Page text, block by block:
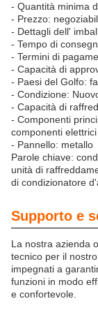
- Quantità minima
- Prezzo:
- Dettagli dell'
- Tempo di
- Termini di
- Capacità di
- Paesi del Golfo:
- Condizione:
- Capacità di
- Componenti
componenti
- Pannello: metallo
Parole chiave:
unità di
di condizionatore
Supporto e
La nostra azienda
tecnico per il
impegnati a
funzioni in modo
e confortevole.